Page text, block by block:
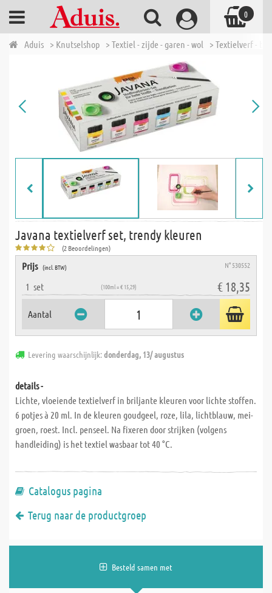
Aduis > Knutselshop > Textiel - zijde - garen - wol > Textielverf -
Javana textielverf set, trendy kleuren
(2 Beoordelingen)
Prijs (incl. BTW) N° 530552
1 set (100ml = € 15,29) € 18,35
Aantal
Levering waarschijnlijk:donderdag, 13/ augustus
details -
Lichte, vloeiende textielverf in briljante kleuren voor lichte stoffen.
6 potjes à 20 ml. In de kleuren goudgeel, roze, lila, lichtblauw, mei-
groen, roest. Incl. penseel. Na fixeren door strijken (volgens
handleiding) is het textiel wasbaar tot 40 °C.
Catalogus pagina
Terug naar de productgroep
Besteld samen met
0